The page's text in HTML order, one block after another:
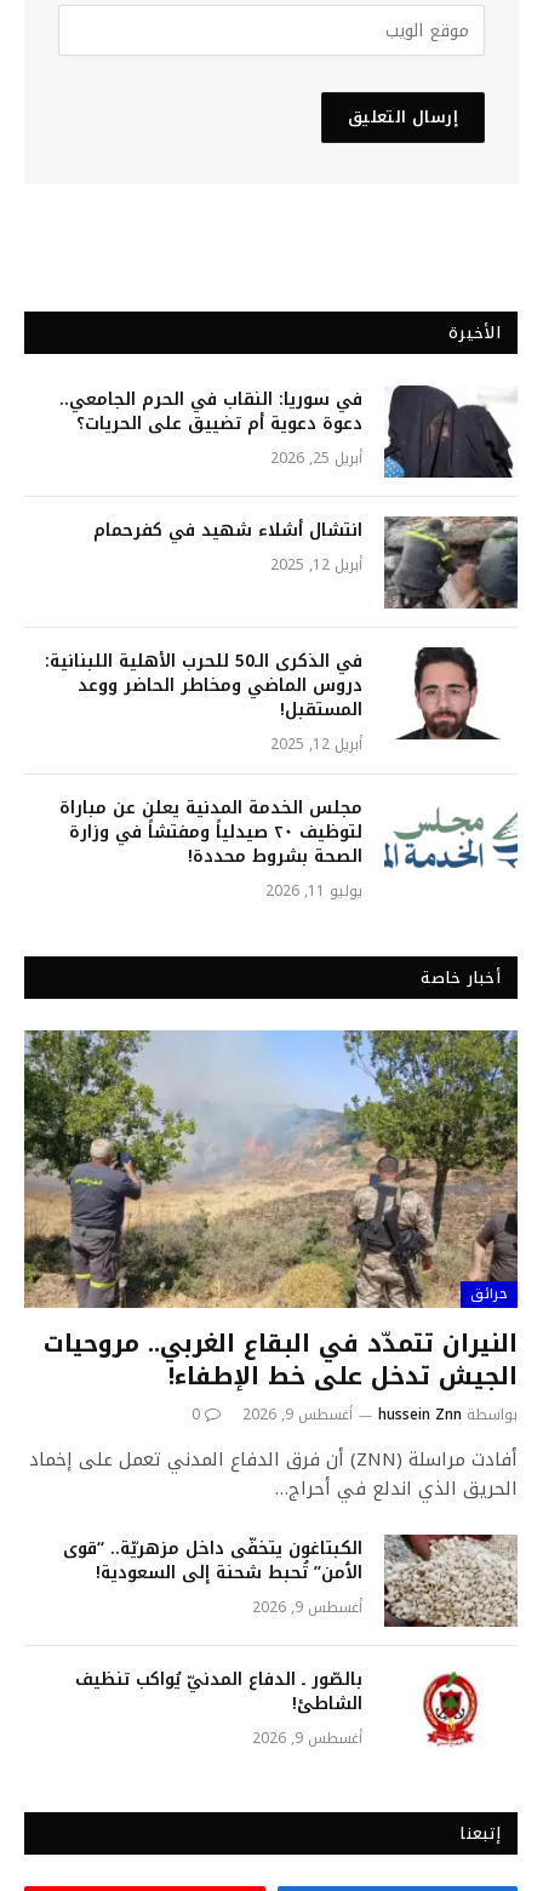
الأخيرة
في سوريا: النقاب في الحرم الجامعي..
دعوة دعوية أم تضييق على الحريات؟
أبريل 25, 2026
انتشال أشلاء شهيد في كفرحمام
أبريل 12, 2025
في الذكرى الـ50 للحرب الأهلية اللبنانية:
دروس الماضي ومخاطر الحاضر ووعد
المستقبل!
أبريل 12, 2025
مجلس الخدمة المدنية يعلن عن مباراة
لتوظيف ٢٠ صيدلياً ومفتشاً في وزارة
الصحة بشروط محددة!
يوليو 11, 2026
أخبار خاصة
حرائق
النيران تتمدّد في البقاع الغربي.. مروحيات
الجيش تدخل على خط الإطفاء!
بواسطة hussein Znn أغسطس 9, 2026 0
أفادت مراسلة (ZNN) أن فرق الدفاع المدني تعمل على إخماد
الحريق الذي اندلع في أحراج…
الكبتاغون يتخفّى داخل مزهريّة.. “قوﯼ
الٲمن” تُحبط شحنة إلى السعودية!
أغسطس 9, 2026
بالصّور ـ الدفاع المدنيّ يُواكب تنظيف
الشاطئ!
أغسطس 9, 2026
إتبعنا